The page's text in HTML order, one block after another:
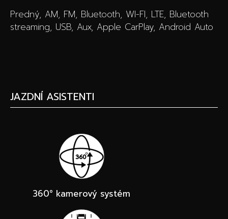
Predný, AM, FM, Bluetooth, WI-FI, LTE, Bluetooth
streaming, USB, Aux, Apple CarPlay, Android Auto
JAZDNÍ ASISTENTI
360° kamerový systém